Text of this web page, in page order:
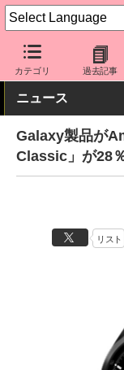
カテゴリ 過去記事
ケータイ Watch OS
ニュース
Galaxy製品が
Classic」が28
リスト